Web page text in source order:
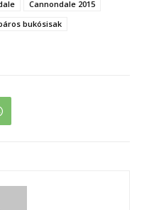
Cannondale 2015
bukósisak